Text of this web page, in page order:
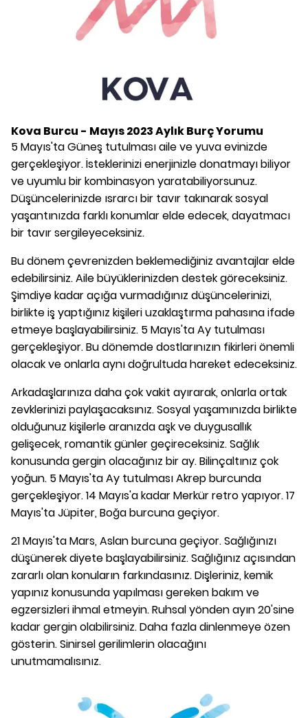
Kova Burcu - Mayıs 2023 Aylık Burç Yorumu
5 Mayıs'ta Güneş tutulması aile ve yuva evinizde
gerçekleşiyor. İsteklerinizi enerjinizle donatmayı biliyor
ve uyumlu bir kombinasyon yaratabiliyorsunuz.
Düşüncelerinizde ısrarcı bir tavır takınarak sosyal
yaşantınızda farklı konumlar elde edecek, dayatmacı
bir tavır sergileyeceksiniz.
Bu dönem çevrenizden beklemediğiniz avantajlar elde
edebilirsiniz. Aile büyüklerinizden destek göreceksiniz.
Şimdiye kadar açığa vurmadığınız düşüncelerinizi,
birlikte iş yaptığınız kişileri uzaklaştırma pahasına ifade
etmeye başlayabilirsiniz. 5 Mayıs'ta Ay tutulması
gerçekleşiyor. Bu dönemde dostlarınızın fikirleri önemli
olacak ve onlarla aynı doğrultuda hareket edeceksiniz.
Arkadaşlarınıza daha çok vakit ayırarak, onlarla ortak
zevklerinizi paylaşacaksınız. Sosyal yaşamınızda birlikte
olduğunuz kişilerle aranızda aşk ve duygusallık
gelişecek, romantik günler geçireceksiniz. Sağlık
konusunda gergin olacağınız bir ay. Bilinçaltınız çok
yoğun. 5 Mayıs'ta Ay tutulması Akrep burcunda
gerçekleşiyor. 14 Mayıs'a kadar Merkür retro yapıyor. 17
Mayıs'ta Jüpiter, Boğa burcuna geçiyor.
21 Mayıs'ta Mars, Aslan burcuna geçiyor. Sağlığınızı
düşünerek diyete başlayabilirsiniz. Sağlığınız açısından
zararlı olan konuların farkındasınız. Dişleriniz, kemik
yapınız konusunda yapılması gereken bakım ve
egzersizleri ihmal etmeyin. Ruhsal yönden ayın 20'sine
kadar gergin olabilirsiniz. Daha fazla dinlenmeye özen
gösterin. Sinirsel gerilimlerin olacağını
unutmamalısınız.